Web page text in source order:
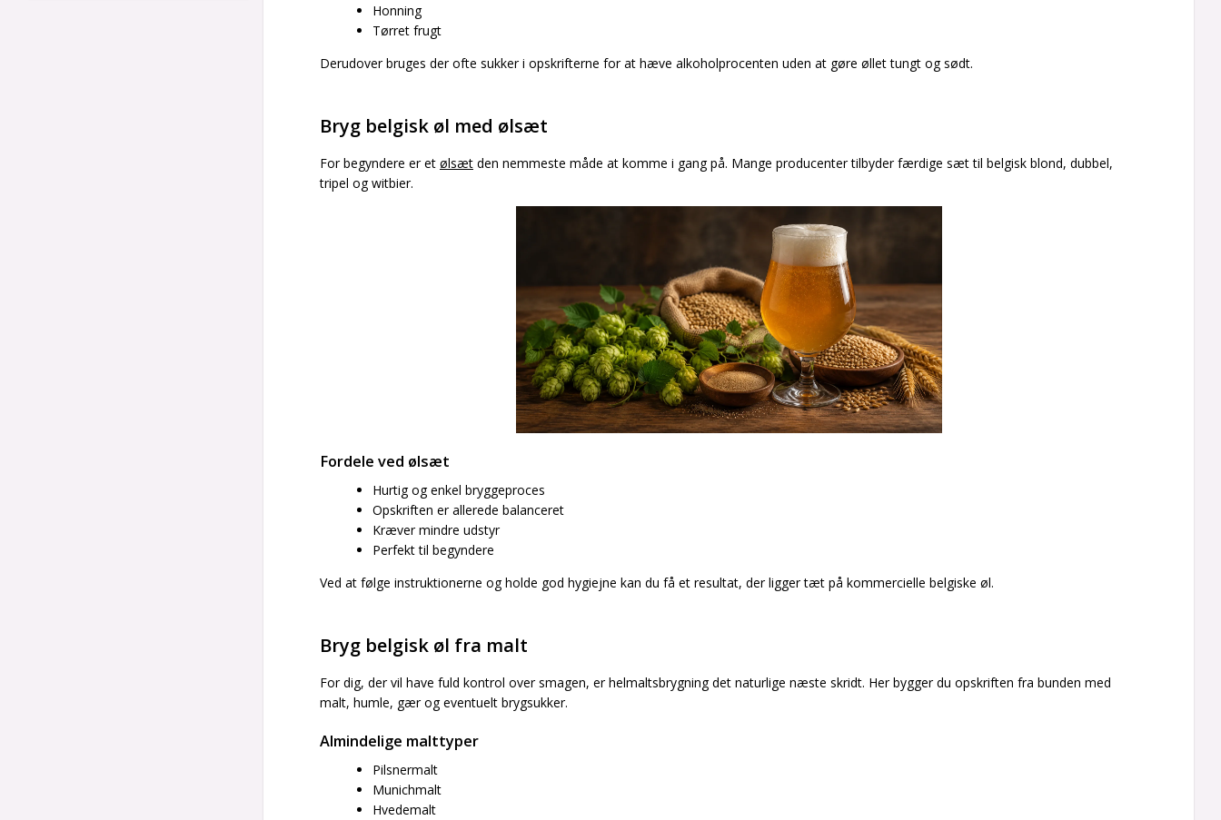
Honning
Tørret frugt
Derudover bruges der ofte sukker i opskrifterne for at hæve alkoholprocenten uden at gøre øllet tungt og sødt.
Bryg belgisk øl med ølsæt
For begyndere er et ølsæt den nemmeste måde at komme i gang på. Mange producenter tilbyder færdige sæt til belgisk blond, dubbel,
tripel og witbier.
Fordele ved ølsæt
Hurtig og enkel bryggeproces
Opskriften er allerede balanceret
Kræver mindre udstyr
Perfekt til begyndere
Ved at følge instruktionerne og holde god hygiejne kan du få et resultat, der ligger tæt på kommercielle belgiske øl.
Bryg belgisk øl fra malt
For dig, der vil have fuld kontrol over smagen, er helmaltsbrygning det naturlige næste skridt. Her bygger du opskriften fra bunden med
malt, humle, gær og eventuelt brygsukker.
Almindelige malttyper
Pilsnermalt
Munichmalt
Hvedemalt